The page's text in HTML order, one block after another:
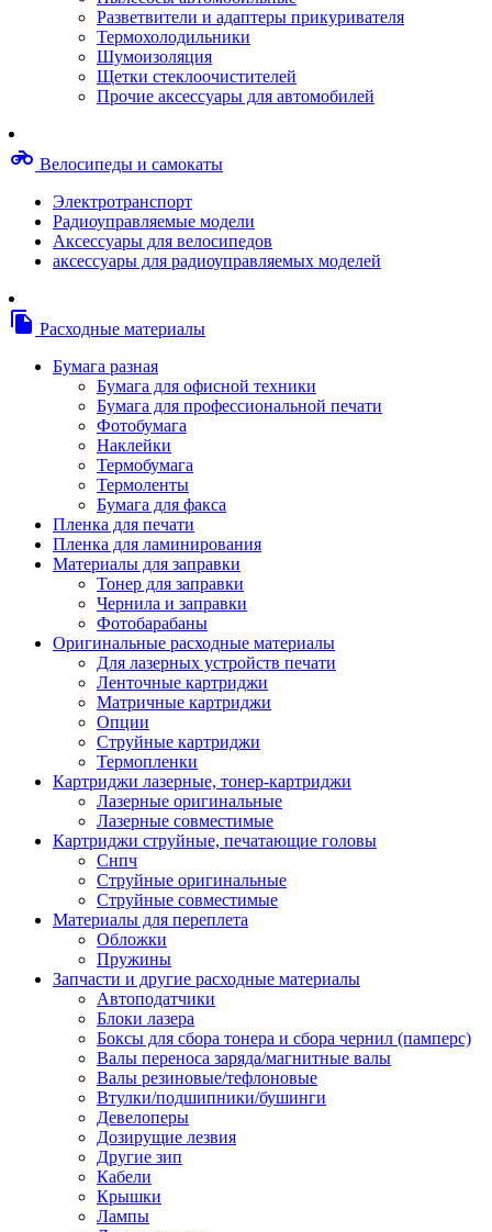
Степлерные скобы, скрепки
Термопленки
Термоузлы/печки/тэны
Тормозные площадки
Узлы/комплекты переноса изображений
Шлейфы
Баллоны со сжатым воздухом
Салфетки для чистки оргтехники
Скотч, фломастеры
Чистящие спреи, жидкости и пены
Картриджи для специализированных
Другие картриджи и твердые чернила
Картриджи и твердые чернила
Картриджи матричные, чернила
Расходные материалы для профессиональной
печати
Электрика
Изделия для прокладки кабеля и
Арматура кабельная/изоляционные
материалы
Гильза соединительная для
алюминиевых проводников под
опрессовку
проводников под опрессовку
Гильза соединительная со
болтами
Заглушка термоусадочная
ответвительный
Муфта кабельная концевая
Муфта кабельная соединительная
Наконечник быстроразмыкаемый
Наконечник кабельный со
Наконечник кабельный трубчатый
медных проводников
Наконечник обжимной кабельный
медных проводников
din 46236
Наконечник-гильза для медных
проводников
Пружина постоянного давления
Сжим ответвительный,
Разветвители и адаптеры прикуривателя
Термохолодильники
Шумоизоляция
Щетки стеклоочистителей
Прочие аксессуары для автомобилей
motorcycle Велосипеды и самокаты
Электротранспорт
Радиоуправляемые модели
Аксессуары для велосипедов
аксессуары для радиоуправляемых моделей
file_copy Расходные материалы
Бумага разная
Бумага для офисной техники
Бумага для профессиональной печати
Фотобумага
Наклейки
Термобумага
Термоленты
Бумага для факса
Пленка для печати
Пленка для ламинирования
Материалы для заправки
Тонер для заправки
Чернила и заправки
Фотобарабаны
Оригинальные расходные материалы
Для лазерных устройств печати
Ленточные картриджи
Матричные картриджи
Опции
Струйные картриджи
Термопленки
Картриджи лазерные, тонер-картриджи
Лазерные оригинальные
Лазерные совместимые
Картриджи струйные, печатающие головы
Снпч
Струйные оригинальные
Струйные совместимые
Материалы для переплета
Обложки
Пружины
Запчасти и другие расходные материалы
Автоподатчики
Блоки лазера
Боксы для сбора тонера и сбора чернил (памперс)
Валы переноса заряда/магнитные валы
Валы резиновые/тефлоновые
Втулки/подшипники/бушинги
Девелоперы
Дозирущие лезвия
Другие зип
Кабели
Крышки
Лампы